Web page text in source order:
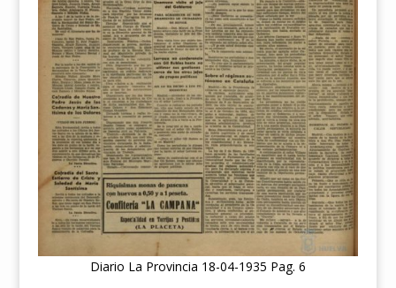
Diario La Provincia 18-04-1935 Pag. 6